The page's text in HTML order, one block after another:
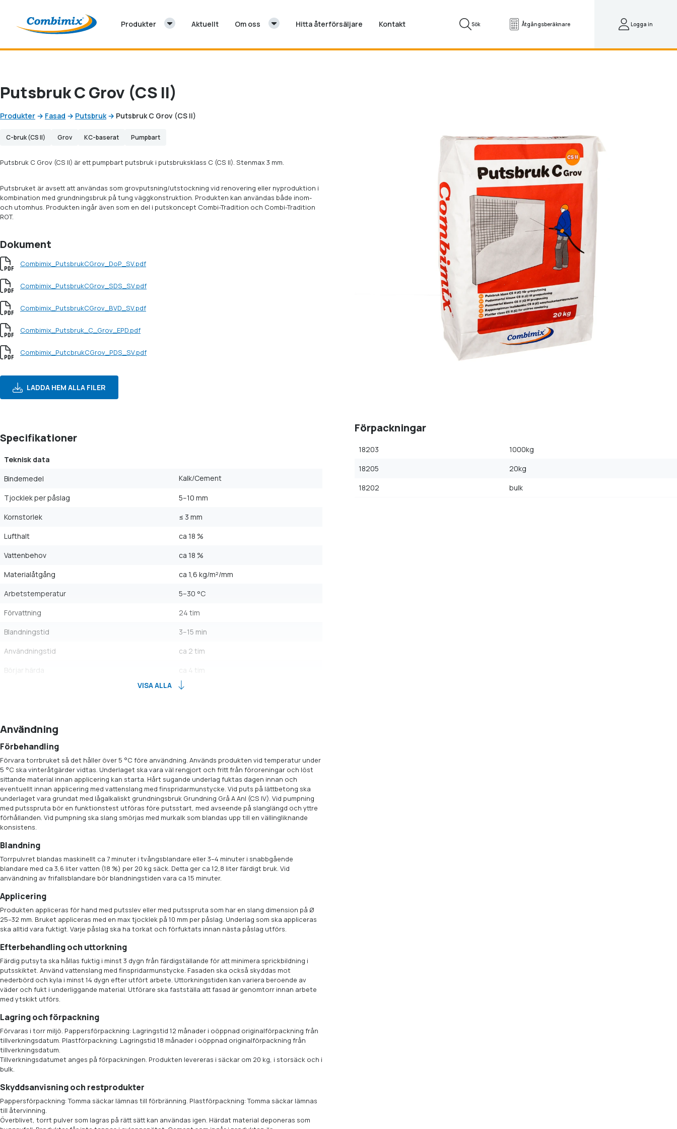
Produkter Aktuellt Om oss Hitta återförsäljare Kontakt Sök Åtgångsberäknare Logga in
Putsbruk C Grov (CS II)
Produkter → Fasad → Putsbruk → Putsbruk C Grov (CS II)
C-bruk (CS II) Grov KC-baserat Pumpbart
Putsbruk C Grov (CS II) är ett pumpbart putsbruk i putsbruksklass C (CS II). Stenmax 3 mm.
Putsbruket är avsett att användas som grovputsning/utstockning vid renovering eller nyproduktion i
kombination med grundningsbruk på tung väggkonstruktion. Produkten kan användas både inom-
och utomhus. Produkten ingår även som en del i putskoncept Combi-Tradition och Combi-Tradition
ROT.
Dokument
Combimix_PutsbrukCGrov_DoP_SV.pdf
Combimix_PutsbrukCGrov_SDS_SV.pdf
Combimix_PutsbrukCGrov_BVD_SV.pdf
Combimix_Putsbruk_C_Grov_EPD.pdf
Combimix_PutcbrukCGrov_PDS_SV.pdf
LADDA HEM ALLA FILER
Specifikationer
Teknisk data
Bindemedel
Kalk/Cement
Tjocklek per påslag
5–10 mm
Kornstorlek
≤ 3 mm
Lufthalt
ca 18 %
Vattenbehov
ca 18 %
Materialåtgång
ca 1,6 kg/m²/mm
Arbetstemperatur
5–30 °C
Förvattning
24 tim
Blandningstid
3–15 min
Användningstid
ca 2 tim
Börjar härda
ca 4 tim
VISA ALLA
Användning
Förbehandling
Förvara torrbruket så det håller över 5 °C före användning. Används produkten vid temperatur under
5 °C ska vinteråtgärder vidtas. Underlaget ska vara väl rengjort och fritt från föroreningar och löst
sittande material innan applicering kan starta. Hårt sugande underlag fuktas dagen innan och
eventuellt innan applicering med vattenslang med finspridarmunstycke. Vid puts på lättbetong ska
underlaget vara grundat med lågalkaliskt grundningsbruk Grundning Grå A Anl (CS IV). Vid pumpning
med putsspruta bör en funktionstest utföras före putsstart, med avseende på slanglängd och yttre
förhållanden. Vid pumpning ska slang smörjas med murkalk som blandas upp till en vällingliknande
konsistens.
Blandning
Torrpulvret blandas maskinellt ca 7 minuter i tvångsblandare eller 3–4 minuter i snabbgående
blandare med ca 3,6 liter vatten (18 %) per 20 kg säck. Detta ger ca 12,8 liter färdigt bruk. Vid
användning av frifallsblandare bör blandningstiden vara ca 15 minuter.
Applicering
Produkten appliceras för hand med putsslev eller med putsspruta som har en slang dimension på Ø
25–32 mm. Bruket appliceras med en max tjocklek på 10 mm per påslag. Underlag som ska appliceras
ska alltid vara fuktigt. Varje påslag ska ha torkat och förfuktats innan nästa påslag utförs.
Efterbehandling och uttorkning
Färdig putsyta ska hållas fuktig i minst 3 dygn från färdigställande för att minimera sprickbildning i
putsskiktet. Använd vattenslang med finspridarmunstycke. Fasaden ska också skyddas mot
nederbörd och kyla i minst 14 dygn efter utfört arbete. Uttorkningstiden kan variera beroende av
väder och fukt i underliggande material. Utförare ska fastställa att fasad är genomtorr innan arbete
med ytskikt utförs.
Lagring och förpackning
Förvaras i torr miljö. Pappersförpackning: Lagringstid 12 månader i oöppnad originalförpackning från
tillverkningsdatum. Plastförpackning: Lagringstid 18 månader i oöppnad originalförpackning från
tillverkningsdatum.
Tillverkningsdatumet anges på förpackningen. Produkten levereras i säckar om 20 kg, i storsäck och i
bulk.
Skyddsanvisning och restprodukter
Pappersförpackning: Tomma säckar lämnas till förbränning. Plastförpackning: Tomma säckar lämnas
till återvinning.
Överblivet, torrt pulver som lagras på rätt sätt kan användas igen. Härdat material deponeras som
Förpackningar
18203
1000kg
18205
20kg
18202
bulk